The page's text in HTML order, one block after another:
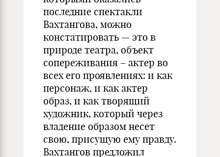
последние спектакли
Вахтангова, можно
констатировать — это в
природе театра, объект
сопереживания – актер во
всех его проявлениях: и как
персонаж, и как актер
образ, и как творящий
художник, который через
владение образом несет
свою, присущую ему правду.
Вахтангов предложил